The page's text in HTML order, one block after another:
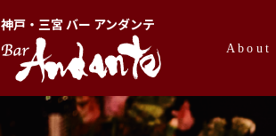
神戸・三宮 バー アンダンテ
About